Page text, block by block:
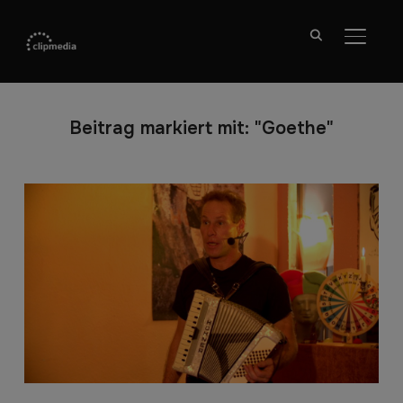
Beitrag markiert mit: "Goethe"